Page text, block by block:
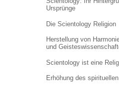
Ursprünge
Die Scientology Religion
Herstellung von
und
Scientology ist eine
Erhöhung des